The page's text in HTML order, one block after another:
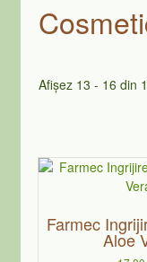
Afișez 13 - 16 din
Farmec
Aloe